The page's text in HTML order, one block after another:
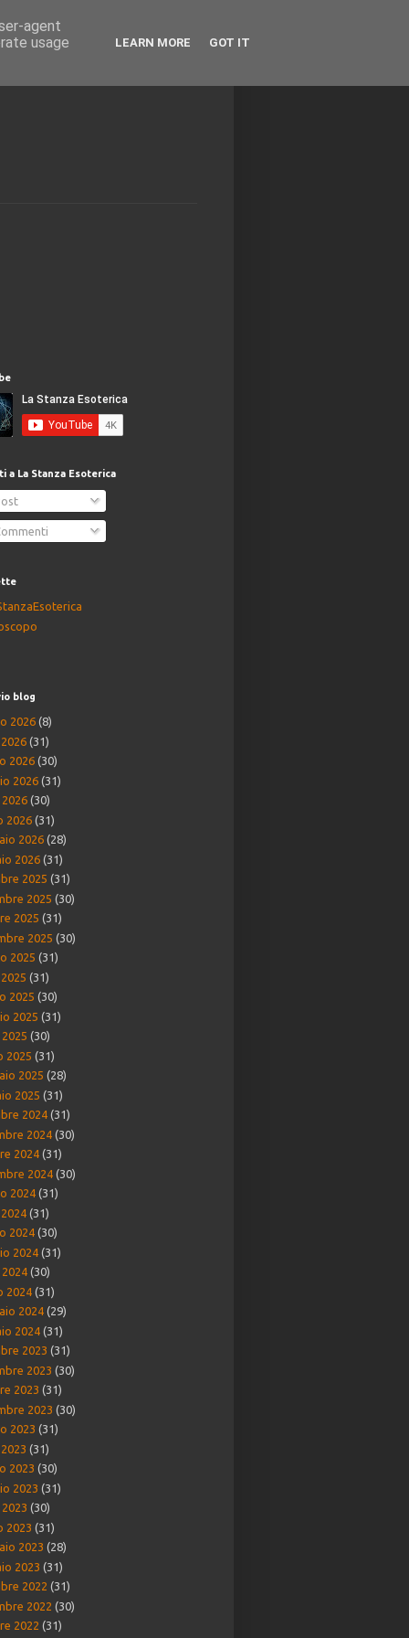
a La Stanza Esoterica
blog
2026 (8)
(31)
2026 (30)
2026 (31)
(30)
2026 (31)
2026 (28)
2026 (31)
2025 (31)
2025 (30)
2025 (31)
2025 (30)
2025 (31)
(31)
2025 (30)
2025 (31)
(30)
2025 (31)
2025 (28)
2025 (31)
2024 (31)
2024 (30)
2024 (31)
2024 (30)
2024 (31)
(31)
2024 (30)
2024 (31)
(30)
2024 (31)
2024 (29)
2024 (31)
2023 (31)
2023 (30)
2023 (31)
2023 (30)
2023 (31)
(31)
2023 (30)
2023 (31)
(30)
2023 (31)
2023 (28)
2023 (31)
2022 (31)
2022 (30)
2022 (31)
agent
usage
LEARN MORE GOT IT